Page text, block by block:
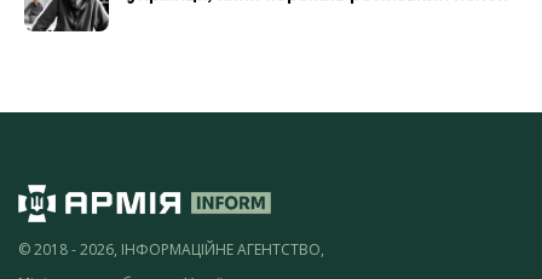
© 2018 - 2026, ІНФОРМАЦІЙНЕ АГЕНТСТВО,